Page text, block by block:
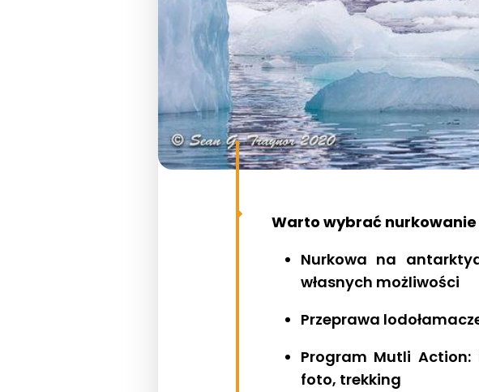
Warto wybrać
Nurkowa na
własnych możliwości
Przeprawa
Program Mutli
foto, trekking